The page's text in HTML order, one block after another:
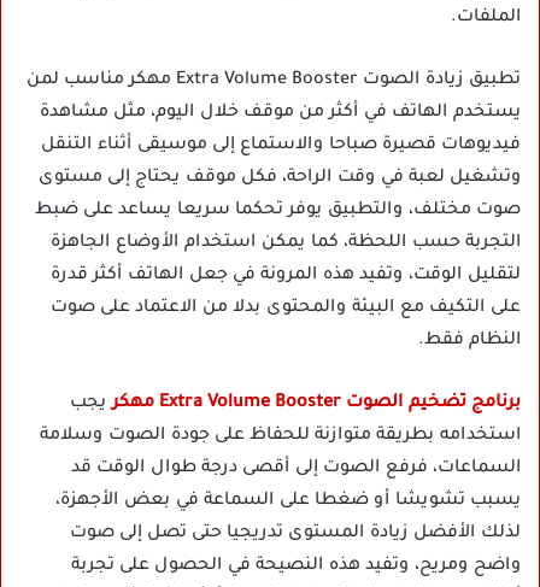
الملفات.
تطبيق زيادة الصوت Extra Volume Booster مهكر مناسب لمن
يستخدم الهاتف في أكثر من موقف خلال اليوم، مثل مشاهدة
فيديوهات قصيرة صباحا والاستماع إلى موسيقى أثناء التنقل
وتشغيل لعبة في وقت الراحة، فكل موقف يحتاج إلى مستوى
صوت مختلف، والتطبيق يوفر تحكما سريعا يساعد على ضبط
التجربة حسب اللحظة، كما يمكن استخدام الأوضاع الجاهزة
لتقليل الوقت، وتفيد هذه المرونة في جعل الهاتف أكثر قدرة
على التكيف مع البيئة والمحتوى بدلا من الاعتماد على صوت
النظام فقط.
برنامج تضخيم الصوت Extra Volume Booster مهكر
يجب
استخدامه بطريقة متوازنة للحفاظ على جودة الصوت وسلامة
السماعات، فرفع الصوت إلى أقصى درجة طوال الوقت قد
يسبب تشويشا أو ضغطا على السماعة في بعض الأجهزة،
لذلك الأفضل زيادة المستوى تدريجيا حتى تصل إلى صوت
واضح ومريح، وتفيد هذه النصيحة في الحصول على تجربة